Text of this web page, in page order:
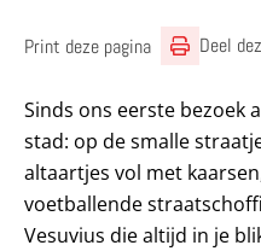
Print deze pagina Deel
Sinds ons eerste bezoek
stad: op de smalle
altaartjes vol met
voetballende
Vesuvius die altijd in je